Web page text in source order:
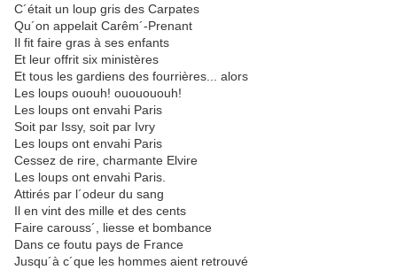
C´était un loup gris des Carpates
Qu´on appelait Carêm´-Prenant
Il fit faire gras à ses enfants
Et leur offrit six ministères
Et tous les gardiens des fourrières... alors
Les loups ououh! ououououh!
Les loups ont envahi Paris
Soit par Issy, soit par Ivry
Les loups ont envahi Paris
Cessez de rire, charmante Elvire
Les loups ont envahi Paris.
Attirés par l´odeur du sang
Il en vint des mille et des cents
Faire carouss´, liesse et bombance
Dans ce foutu pays de France
Jusqu´à c´que les hommes aient retrouvé